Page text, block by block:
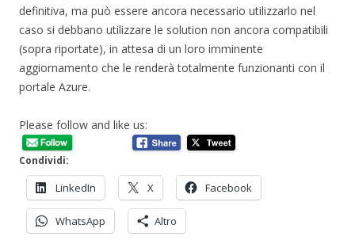
definitiva, ma può essere ancora necessario utilizzarlo nel
caso si debbano utilizzare le solution non ancora compatibili
(sopra riportate), in attesa di un loro imminente
aggiornamento che le renderà totalmente funzionanti con il
portale Azure.
Please follow and like us:
Condividi:
LinkedIn X Facebook
WhatsApp Altro